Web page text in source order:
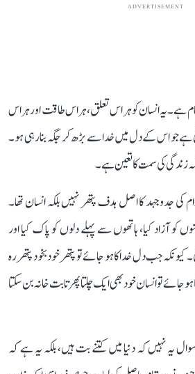
ADVERTISEMENT
ہے۔ یہ انسان کو ہر اس تعلق، ہر اس طاقت اور ہر اس
ہے جو اس کے دل میں خدا سے بڑھ کر جگہ بنا رہی ہو۔
زندگی کی سمت کا تعین ہے۔
کی جدوجہد کا اصل ہدف پتھر نہیں بلکہ انسان تھا۔
کو آزاد کیا، ہاتھوں سے پہلے دلوں کو پاک کیا اور
جب دل خدا کا ہو جائے تو پتھر خود بخود پتھر رہ
جائے تو انسان خود بھی ایک چلتا پھرتا بت خانہ بن سکتا
یہ نہیں کہ دنیا میں کتنے بت ہیں، بلکہ یہ ہے کہ